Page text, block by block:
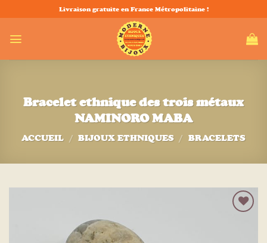
au
contenu
Livraison gratuite en France Métropolitaine !
Bracelet ethnique des trois métaux
NAMINORO MABA
ACCUEIL / BIJOUX ETHNIQUES / BRACELETS